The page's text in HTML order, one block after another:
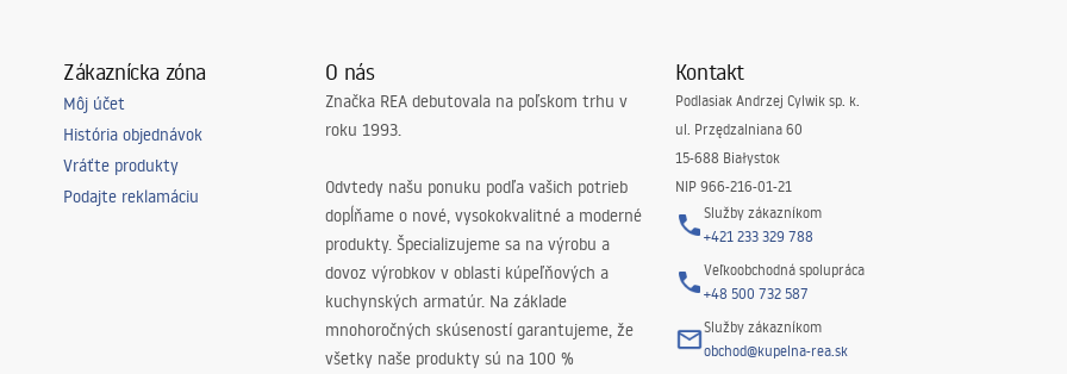
Zákaznícka zóna
Môj účet
História objednávok
Vráťte produkty
Podajte reklamáciu
O nás
Značka REA debutovala na poľskom trhu v
roku 1993.
Odvtedy našu ponuku podľa vašich potrieb
dopĺňame o nové, vysokokvalitné a moderné
produkty. Špecializujeme sa na výrobu a
dovoz výrobkov v oblasti kúpeľňových a
kuchynských armatúr. Na základe
mnohoročných skúseností garantujeme, že
všetky naše produkty sú na 100 %
Kontakt
Podlasiak Andrzej Cylwik sp. k.
ul. Przędzalniana 60
15-688 Białystok
NIP 966-216-01-21
Služby zákazníkom
+421 233 329 788
Veľkoobchodná spolupráca
+48 500 732 587
Služby zákazníkom
obchod@kupelna-rea.sk